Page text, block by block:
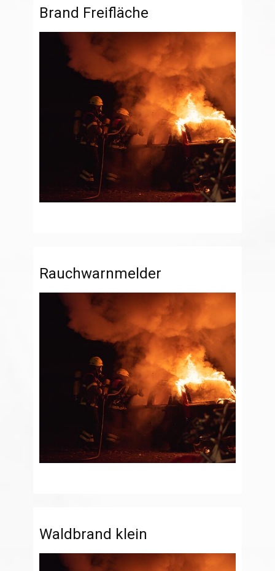
Brand Freifläche
Rauchwarnmelder
Waldbrand klein